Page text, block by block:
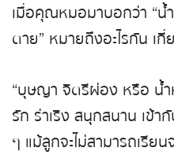
เมื่อคุณหมอมาบอกว่า “น้
ตาย” หมายถึงอะไรกัน เ
“บุษญา จิตรีผ่อง หรือ น้ำ
รัก ร่าเริง สนุกสนาน เข้
ๆ แม้ลูกจะไม่สามารถเรี